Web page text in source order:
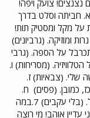
נצנצים! צועק ויפה!
א. חביתה וסלט בדרך
על מקל ומסטיק תות!
ומוזיקה. (גרביונים)
על הספה. (גרבי
(מסריחות) ו.
שלי. (צבאיות) ז.
כמובן. (פסים) ח.
אוכל תאילנדי, הודי. אבל אני מוכן לנסות הכול. (בלי עקבים) 7.במה
אוהב! מי רוצה